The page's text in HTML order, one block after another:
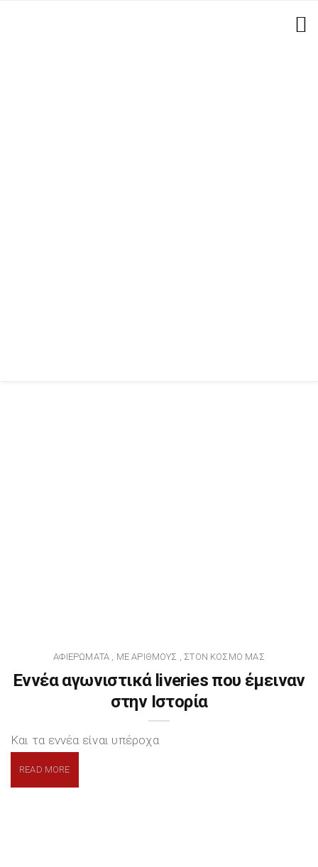
ΑΦΙΕΡΏΜΑΤΑ , ΜΕ ΑΡΙΘΜΟΎΣ , ΣΤΟΝ ΚΌΣΜΟ ΜΑΣ
Εννέα αγωνιστικά liveries που έμειναν
στην Ιστορία
Και τα εννέα είναι υπέροχα
READ MORE